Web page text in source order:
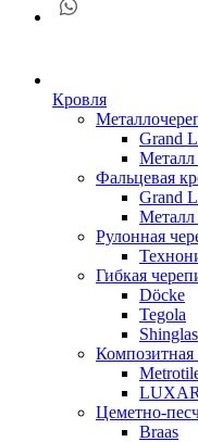
Кровля
Grand
Фальцевая
Grand
Рулонная
Гибкая
Döсkе
Tegola
Shinglas
Композитная
Цеметно-
Braas